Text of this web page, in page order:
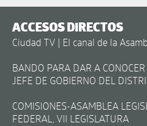
ACCESOS DIRECTOS
Ciudad TV | El canal de la
BANDO PARA DAR A
JEFE DE GOBIERNO DEL
COMISIONES-ASAMBLEA
FEDERAL, VII LEGISLATURA